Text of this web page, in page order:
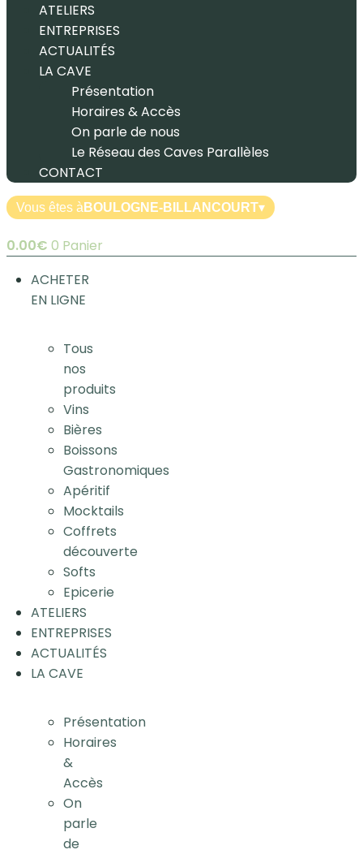
ATELIERS
ENTREPRISES
ACTUALITÉS
LA CAVE
Présentation
Horaires & Accès
On parle de nous
Le Réseau des Caves Parallèles
CONTACT
Vous êtes à BOULOGNE-BILLANCOURT▾
0.00€ 0 Panier
ACHETER
EN LIGNE
Tous
nos
produits
Vins
Bières
Boissons
Gastronomiques
Apéritif
Mocktails
Coffrets
découverte
Softs
Epicerie
ATELIERS
ENTREPRISES
ACTUALITÉS
LA CAVE
Présentation
Horaires
&
Accès
On
parle
de